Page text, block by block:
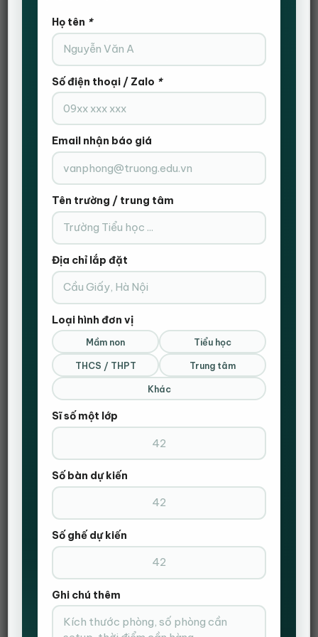
khác. Chiều cao ghế lý tưởng được xác định bởi số đo
cơ thể của bạn. Điều chỉnh độ cao của ghế cho đến khi
đùi và cẳng chân của bạn tạo thành một góc 90 độ với
đầu gối của bạn trong khi ngồi với bàn chân phẳng trên
mặt đất. Bàn chân của bạn phải phẳng trên sàn. Bạn có
thể kê thêm một chỗ để chân nếu bàn làm việc đặc biệt
Mua ghế chơi game để đảm bảo chân luôn
chạm trên mặt sàn hoặc chỗ để riêng
Giữ chân vững chắc trên mặt đất là bước đầu tiên để đạt
được tư thế ngồi đúng đắn. Điều này mang lại sự cân
bằng cho cơ lưng. Khi bạn đặt chân lên chỗ để chân,
việc di chuyển cơ bắp chân và mắt cá chân sẽ dễ dàng
hơn nhiều, giúp giải phóng một số áp lực từ các cơ và
khớp của phần trên cơ thể. Hơn nữa, chỗ để chân được
thiết kế khoa học tạo điều kiện thuận lợi cho việc di
chuyển khi ngồi, đây là một lợi thế đáng kể của dòng
ghế chơi game đa chức năng.Ngoài ra, bạn có thể
thư giãn lưng bằng cách kết hợp chỗ để chân và phần
hỗ trợ thắt lưng. Nó thật sự hữu ích khi bạn dễ dàng biến
ghế chơi gamethành mộtghế văn phòng ngả
để có những phút giây nghỉ ngơi thật thoải mái.
Mua ghế chơi game để sở hữu một điểm tựa
lưng vững chắc
Khi ngồi mà không có điểm tựa, bạn sẽ có xu hướng lao
người về phía trước, khiến cho lưng của bạn không
được thẳng và mỏi. Thậm chí có nhiều người khi đã
rồi mà vẫn còn thói quen ngồi như cũ.
Điều này thật sự lãng phí. Thay vào đó, bạn hãy tập ngồi
sâu vào bên trong ghế, đặt hông sát thành ghế phía sau.
Với tư thế ngồi này, nó sẽ đảm bảo cho cột sống của
bạn luôn có điểm tựa lưng vững chắc phía sau, tránh
mỏi lưng.
Mua ghế chơi game để làm giảm áp lực cho
thắt lưng khi ngồi
Họ tên *
Số điện thoại / Zalo *
Email nhận báo giá
Tên trường / trung tâm
Địa chỉ lắp đặt
Loại hình đơn vị
Mầm non Tiểu học
THCS / THPT Trung tâm
Khác
Sĩ số một lớp
Số bàn dự kiến
Số ghế dự kiến
Ghi chú thêm